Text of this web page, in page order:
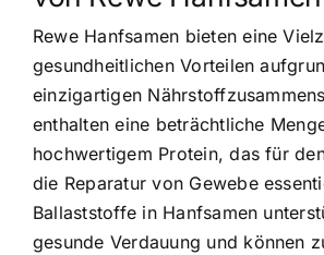
Rewe Hanfsamen bieten eine
gesundheitlichen Vorteilen
einzigartigen
enthalten eine beträchtliche
hochwertigem Protein, das für
die Reparatur von Gewebe
Ballaststoffe in Hanfsamen
gesunde Verdauung und können